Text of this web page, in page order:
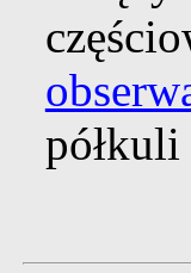
półkuli